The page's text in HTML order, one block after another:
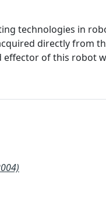
technologies in
directly from
of this robot